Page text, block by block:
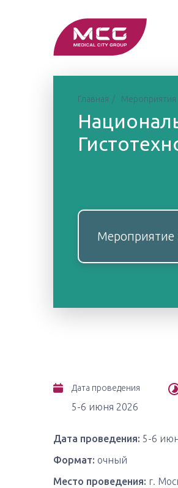
Главная Мероприятия
Мероприятие
Дата проведения
5-6 июня 2026
Дата проведения: 5-6
Формат: очный
Место проведения: г.